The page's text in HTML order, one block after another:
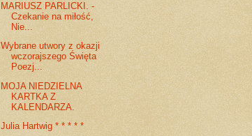
MARIUSZ PARLICKI. -
Czekanie na miłość,
Nie...
Wybrane utwory z okazji
wczorajszego Święta
Poezj...
MOJA NIEDZIELNA
KARTKA Z
KALENDARZA.
Julia Hartwig * * * * *